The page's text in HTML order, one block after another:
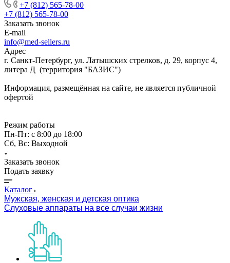
+7 (812) 565-78-00
+7 (812) 565-78-00
Заказать звонок
E-mail
info@med-sellers.ru
Адрес
г. Санкт-Петербург, ул. Латышских стрелков, д. 29, корпус 4,
литера Д (территория "БАЗИС")
Информация, размещённая на сайте, не является публичной
офертой
Режим работы
Пн-Пт: с 8:00 до 18:00
Сб, Вс: Выходной
Заказать звонок
Подать заявку
Каталог
Мужская, женская и детская оптика
Слуховые аппараты на все случаи жизни